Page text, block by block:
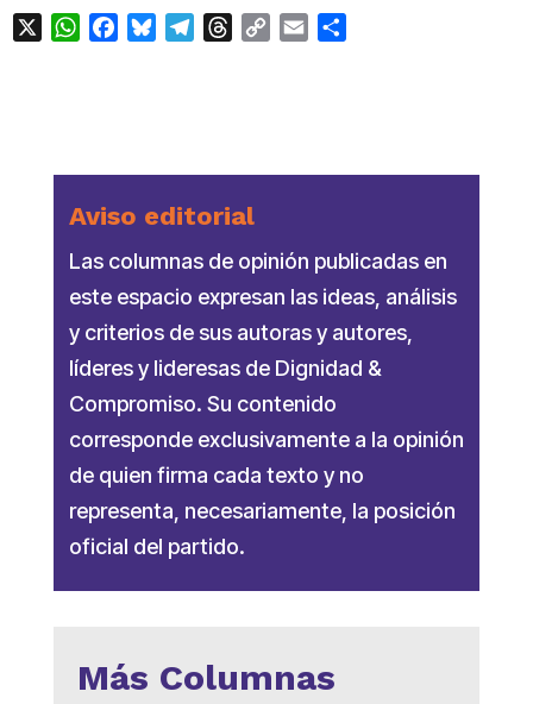
WhatsApp
FacebookBlueskyTelegramThreads
Copy Email
Aviso editorial
Las columnas de opinión publicadas en
este espacio expresan las ideas, análisis
y criterios de sus autoras y autores,
líderes y lideresas de Dignidad &
Compromiso. Su contenido
corresponde exclusivamente a la opinión
de quien firma cada texto y no
representa, necesariamente, la posición
oficial del partido.
Más Columnas